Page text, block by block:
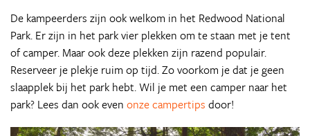
De kampeerders zijn ook welkom in het Redwood National
Park. Er zijn in het park vier plekken om te staan met je tent
of camper. Maar ook deze plekken zijn razend populair.
Reserveer je plekje ruim op tijd. Zo voorkom je dat je geen
slaapplek bij het park hebt. Wil je met een camper naar het
park? Lees dan ook even onze campertips door!